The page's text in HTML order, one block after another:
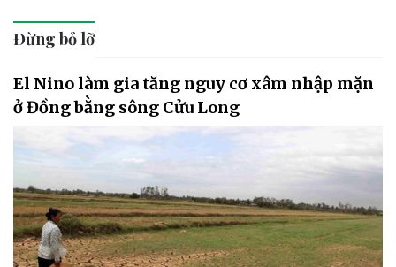
Đừng bỏ lỡ
El Nino làm gia tăng nguy cơ xâm nhập mặn
ở Đồng bằng sông Cửu Long